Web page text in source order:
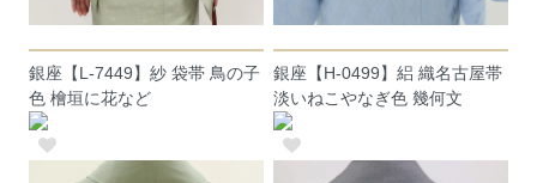
銀座【L-7449】紗 袋帯 鳥の子
色 檜垣に花など
銀座【H-0499】絽 織名古屋帯
淡いねこやなぎ色 幾何文